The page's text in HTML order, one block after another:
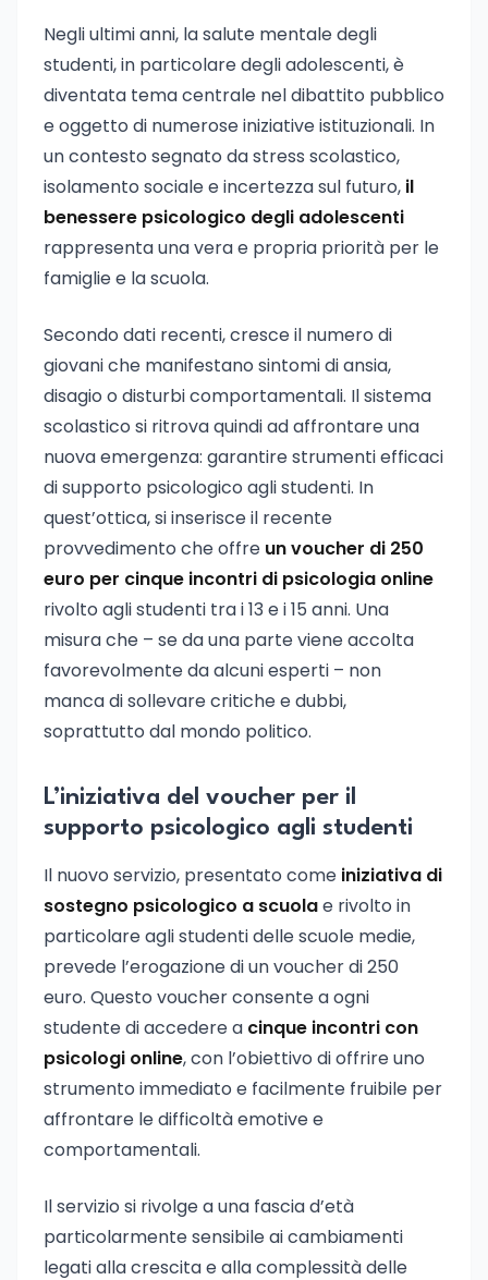
Negli ultimi anni, la salute mentale degli
studenti, in particolare degli adolescenti, è
diventata tema centrale nel dibattito pubblico
e oggetto di numerose iniziative istituzionali. In
un contesto segnato da stress scolastico,
isolamento sociale e incertezza sul futuro, il
benessere psicologico degli adolescenti
rappresenta una vera e propria priorità per le
famiglie e la scuola.
Secondo dati recenti, cresce il numero di
giovani che manifestano sintomi di ansia,
disagio o disturbi comportamentali. Il sistema
scolastico si ritrova quindi ad affrontare una
nuova emergenza: garantire strumenti efficaci
di supporto psicologico agli studenti. In
quest’ottica, si inserisce il recente
provvedimento che offre un voucher di 250
euro per cinque incontri di psicologia online
rivolto agli studenti tra i 13 e i 15 anni. Una
misura che – se da una parte viene accolta
favorevolmente da alcuni esperti – non
manca di sollevare critiche e dubbi,
soprattutto dal mondo politico.
L’iniziativa del voucher per il
supporto psicologico agli studenti
Il nuovo servizio, presentato come iniziativa di
sostegno psicologico a scuolae rivolto in
particolare agli studenti delle scuole medie,
prevede l’erogazione di un voucher di 250
euro. Questo voucher consente a ogni
studente di accedere a cinque incontri con
psicologi online, con l’obiettivo di offrire uno
strumento immediato e facilmente fruibile per
affrontare le difficoltà emotive e
comportamentali.
Il servizio si rivolge a una fascia d’età
particolarmente sensibile ai cambiamenti
legati alla crescita e alla complessità delle